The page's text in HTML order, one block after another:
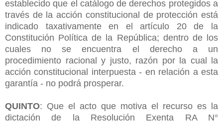
establecido que el catálogo de derechos protegidos a
través de la acción constitucional de protección está
indicado taxativamente en el artículo 20 de la
Constitución Política de la República; dentro de los
cuales no se encuentra el derecho a un
procedimiento racional y justo, razón por la cual la
acción constitucional interpuesta - en relación a esta
garantía - no podrá prosperar.
QUINTO: Que el acto que motiva el recurso es la
dictación de la Resolución Exenta RA N°